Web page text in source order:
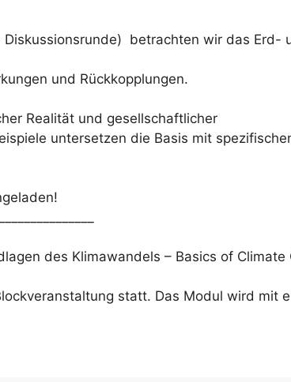
betrachten wir das Erd-
und Rückkopplungen.
Realität und gesellschaftlicher
untersetzen die Basis mit
des Klimawandels – Basics of Climate
statt. Das Modul wird mit